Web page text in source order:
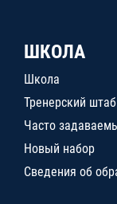
ШКОЛА
Школа
Тренерский штаб
Часто
Новый набор
Сведения об